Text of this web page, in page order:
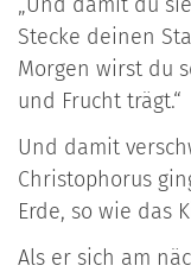
Stecke deinen
Morgen wirst du
und Frucht trägt.“
Und damit
Christophorus
Erde, so wie das
Als er sich am